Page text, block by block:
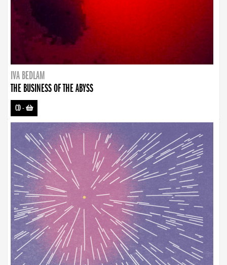
IVA BEDLAM
THE BUSINESS OF THE ABYSS
CD-